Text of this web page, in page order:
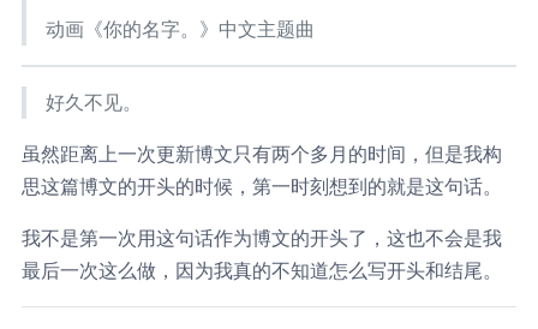
拨慢每只表
盖一座城堡
烟火落下了眼角
世界再大不过
你我凝视的微笑
你对我最好
一切好好是否太好
没有人知道
你和我背着空空的书包
动画《你的名字。》中文主题曲
好久不见。
虽然距离上一次更新博文只有两个多月的时间，但是我构
思这篇博文的开头的时候，第一时刻想到的就是这句话。
我不是第一次用这句话作为博文的开头了，这也不会是我
最后一次这么做，因为我真的不知道怎么写开头和结尾。